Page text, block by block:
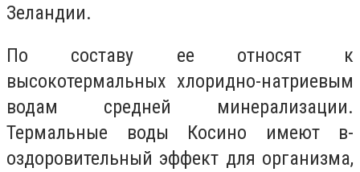
Зеландии.
По составу ее относят к
высокотермальных хлоридно-натриевым
водам средней минерализации.
Термальные воды Косино имеют в-
оздоровительный эффект для организма,